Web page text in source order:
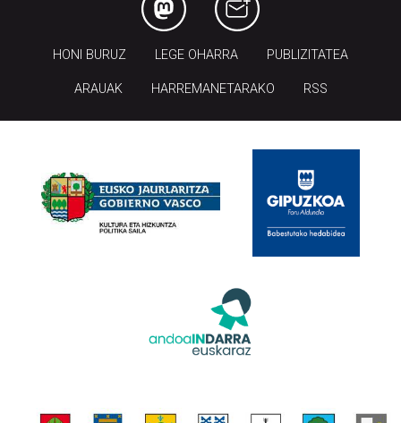
HONI BURUZ LEGE OHARRA PUBLIZITATEA
ARAUAK HARREMANETARAKO RSS